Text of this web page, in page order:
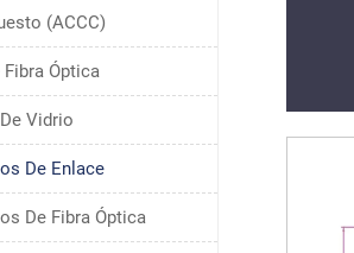
(ACCC)
Fibra Óptica
Vidrio
De Enlace
De Fibra Óptica